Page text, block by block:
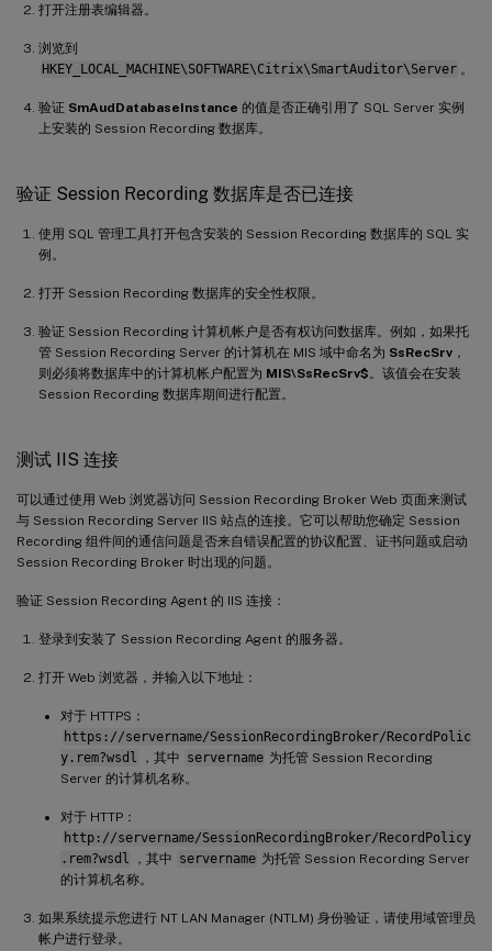
打开注册表编辑器。
浏览到
HKEY_LOCAL_MACHINE\SOFTWARE\Citrix\SmartAuditor\Server 。
验证 SmAudDatabaseInstance 的值是否正确引用了 SQL Server 实例
上安装的 Session Recording 数据库。
验证 Session Recording 数据库是否已连接
使用 SQL 管理工具打开包含安装的 Session Recording 数据库的 SQL 实
例。
打开 Session Recording 数据库的安全性权限。
验证 Session Recording 计算机帐户是否有权访问数据库。例如，如果托
管 Session Recording Server 的计算机在 MIS 域中命名为 SsRecSrv ，
则必须将数据库中的计算机帐户配置为 MIS\SsRecSrv$ 。该值会在安装
Session Recording 数据库期间进行配置。
测试 IIS 连接
可以通过使用 Web 浏览器访问 Session Recording Broker Web 页面来测试
与 Session Recording Server IIS 站点的连接。它可以帮助您确定 Session
Recording 组件间的通信问题是否来自错误配置的协议配置、证书问题或启动
Session Recording Broker 时出现的问题。
验证 Session Recording Agent 的 IIS 连接：
登录到安装了 Session Recording Agent 的服务器。
打开 Web 浏览器，并输入以下地址：
对于 HTTPS：
https://servername/SessionRecordingBroker/RecordPolic
y.rem?wsdl
，其中 servername 为托管 Session Recording
Server 的计算机名称。
对于 HTTP：
http://servername/SessionRecordingBroker/RecordPolicy
.rem?wsdl
，其中 servername 为托管 Session Recording Server
的计算机名称。
如果系统提示您进行 NT LAN Manager (NTLM) 身份验证，请使用域管理员
帐户进行登录。